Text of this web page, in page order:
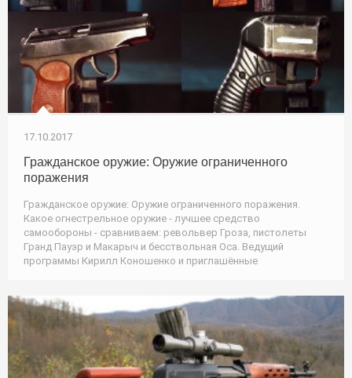
17.10.2017
Гражданское оружие: Оружие ограниченного
поражения
Гражданское оружие: Оружие ограниченного поражения.
Какое огнестрельное оружие - лучшее средство
самообороны - сравниваем: револьвер Гроза, пистолеты
Гранд Пауэр и Макарыч и бесствольная Оса. Ведущий
программы Кирилл Коношенко и приглашённые